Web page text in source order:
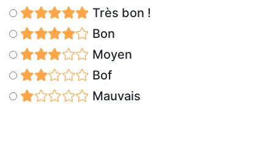
Très bon !
Bon
Moyen
Bof
Mauvais